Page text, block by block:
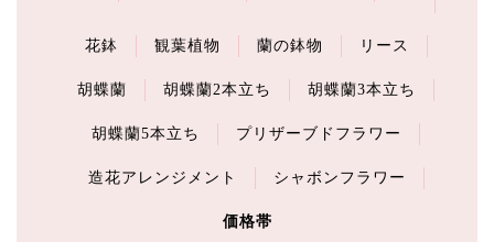
花鉢 観葉植物 蘭の鉢物 リース
胡蝶蘭 胡蝶蘭2本立ち 胡蝶蘭3本立ち
胡蝶蘭5本立ち プリザーブドフラワー
造花アレンジメント シャボンフラワー
価格帯